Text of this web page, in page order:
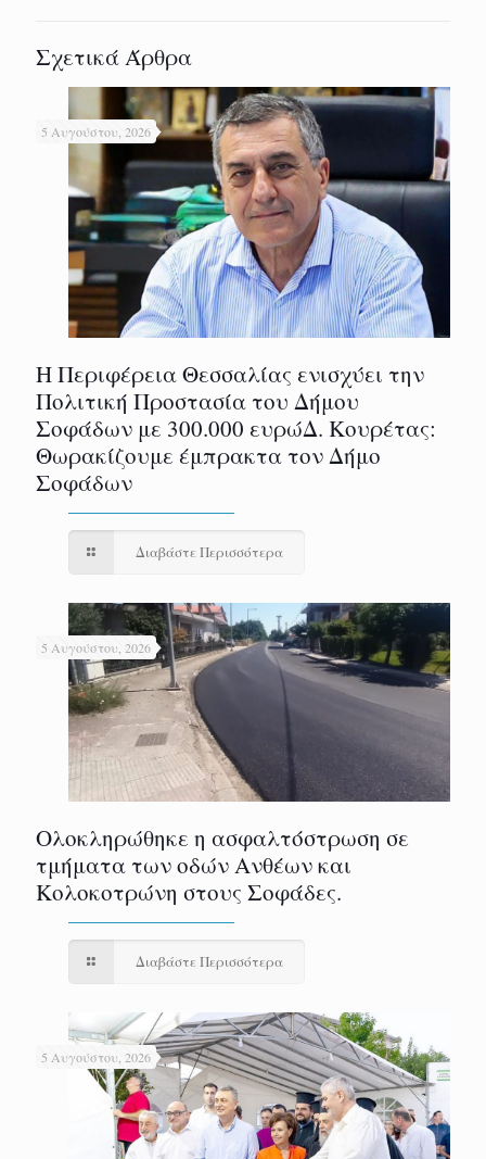
Σχετικά Άρθρα
5 Αυγούστου, 2026
Η Περιφέρεια Θεσσαλίας ενισχύει την
Πολιτική Προστασία του Δήμου
Σοφάδων με 300.000 ευρώΔ. Κουρέτας:
Θωρακίζουμε έμπρακτα τον Δήμο
Σοφάδων
Διαβάστε Περισσότερα
5 Αυγούστου, 2026
Ολοκληρώθηκε η ασφαλτόστρωση σε
τμήματα των οδών Ανθέων και
Κολοκοτρώνη στους Σοφάδες.
Διαβάστε Περισσότερα
5 Αυγούστου, 2026